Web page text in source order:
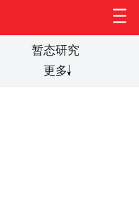
暂态研究
更多